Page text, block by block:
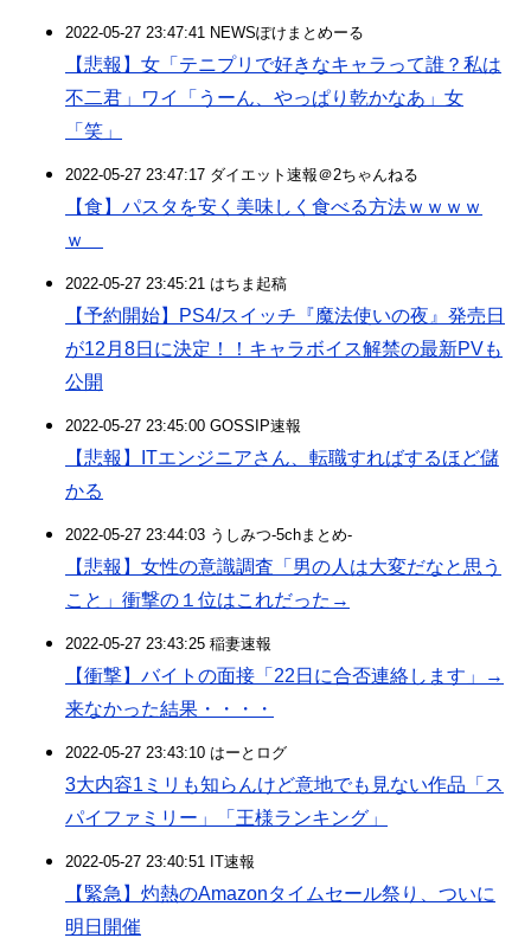
2022-05-27 23:47:41 NEWSぽけまとめーる
【悲報】女「テニプリで好きなキャラって誰？私は
不二君」ワイ「うーん、やっぱり乾かなあ」女
「笑」
2022-05-27 23:47:17 ダイエット速報＠2ちゃんねる
【食】パスタを安く美味しく食べる方法ｗｗｗｗ
ｗ
2022-05-27 23:45:21 はちま起稿
【予約開始】PS4/スイッチ『魔法使いの夜』発売日
が12月8日に決定！！キャラボイス解禁の最新PVも
公開
2022-05-27 23:45:00 GOSSIP速報
【悲報】ITエンジニアさん、転職すればするほど儲
かる
2022-05-27 23:44:03 うしみつ-5chまとめ-
【悲報】女性の意識調査「男の人は大変だなと思う
こと」衝撃の１位はこれだった→
2022-05-27 23:43:25 稲妻速報
【衝撃】バイトの面接「22日に合否連絡します」→
来なかった結果・・・・
2022-05-27 23:43:10 はーとログ
3大内容1ミリも知らんけど意地でも見ない作品「ス
パイファミリー」「王様ランキング」
2022-05-27 23:40:51 IT速報
【緊急】灼熱のAmazonタイムセール祭り、ついに
明日開催